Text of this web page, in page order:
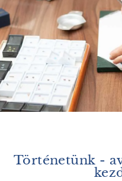
Történetünk -